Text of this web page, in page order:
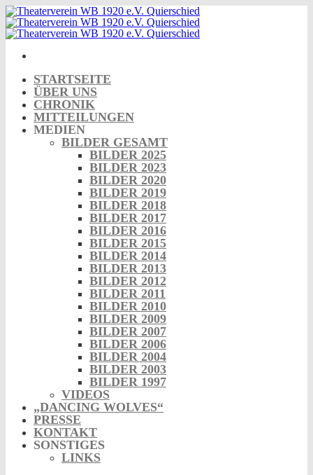
Skip
to
content
STARTSEITE
ÜBER UNS
CHRONIK
MITTEILUNGEN
MEDIEN
BILDER GESAMT
BILDER 2025
BILDER 2023
BILDER 2020
BILDER 2019
BILDER 2018
BILDER 2017
BILDER 2016
BILDER 2015
BILDER 2014
BILDER 2013
BILDER 2012
BILDER 2011
BILDER 2010
BILDER 2009
BILDER 2007
BILDER 2006
BILDER 2004
BILDER 2003
BILDER 1997
VIDEOS
„DANCING WOLVES“
PRESSE
KONTAKT
SONSTIGES
LINKS